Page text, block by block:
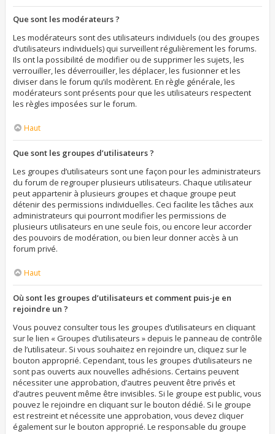
Que sont les modérateurs ?
Les modérateurs sont des utilisateurs individuels (ou des groupes
d’utilisateurs individuels) qui surveillent régulièrement les forums.
Ils ont la possibilité de modifier ou de supprimer les sujets, les
verrouiller, les déverrouiller, les déplacer, les fusionner et les
diviser dans le forum qu’ils modèrent. En règle générale, les
modérateurs sont présents pour que les utilisateurs respectent
les règles imposées sur le forum.
Haut
Que sont les groupes d’utilisateurs ?
Les groupes d’utilisateurs sont une façon pour les administrateurs
du forum de regrouper plusieurs utilisateurs. Chaque utilisateur
peut appartenir à plusieurs groupes et chaque groupe peut
détenir des permissions individuelles. Ceci facilite les tâches aux
administrateurs qui pourront modifier les permissions de
plusieurs utilisateurs en une seule fois, ou encore leur accorder
des pouvoirs de modération, ou bien leur donner accès à un
forum privé.
Haut
Où sont les groupes d’utilisateurs et comment puis-je en
rejoindre un ?
Vous pouvez consulter tous les groupes d’utilisateurs en cliquant
sur le lien « Groupes d’utilisateurs » depuis le panneau de contrôle
de l’utilisateur. Si vous souhaitez en rejoindre un, cliquez sur le
bouton approprié. Cependant, tous les groupes d’utilisateurs ne
sont pas ouverts aux nouvelles adhésions. Certains peuvent
nécessiter une approbation, d’autres peuvent être privés et
d’autres peuvent même être invisibles. Si le groupe est public, vous
pouvez le rejoindre en cliquant sur le bouton dédié. Si le groupe
est restreint et nécessite une approbation, vous devez cliquer
également sur le bouton approprié. Le responsable du groupe